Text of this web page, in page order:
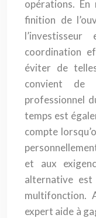
opérations.
finition de
coordination
éviter de
convient
professionnel
temps est
compte
et aux
alternative
multifonction.
expert aide à